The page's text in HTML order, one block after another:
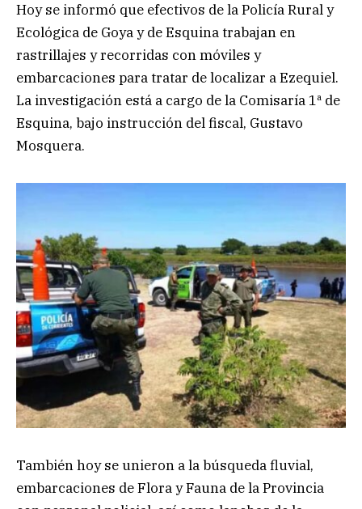
Hoy se informó que efectivos de la Policía Rural y
Ecológica de Goya y de Esquina trabajan en
rastrillajes y recorridas con móviles y
embarcaciones para tratar de localizar a Ezequiel.
La investigación está a cargo de la Comisaría 1ª de
Esquina, bajo instrucción del fiscal, Gustavo
Mosquera.
También hoy se unieron a la búsqueda fluvial,
embarcaciones de Flora y Fauna de la Provincia